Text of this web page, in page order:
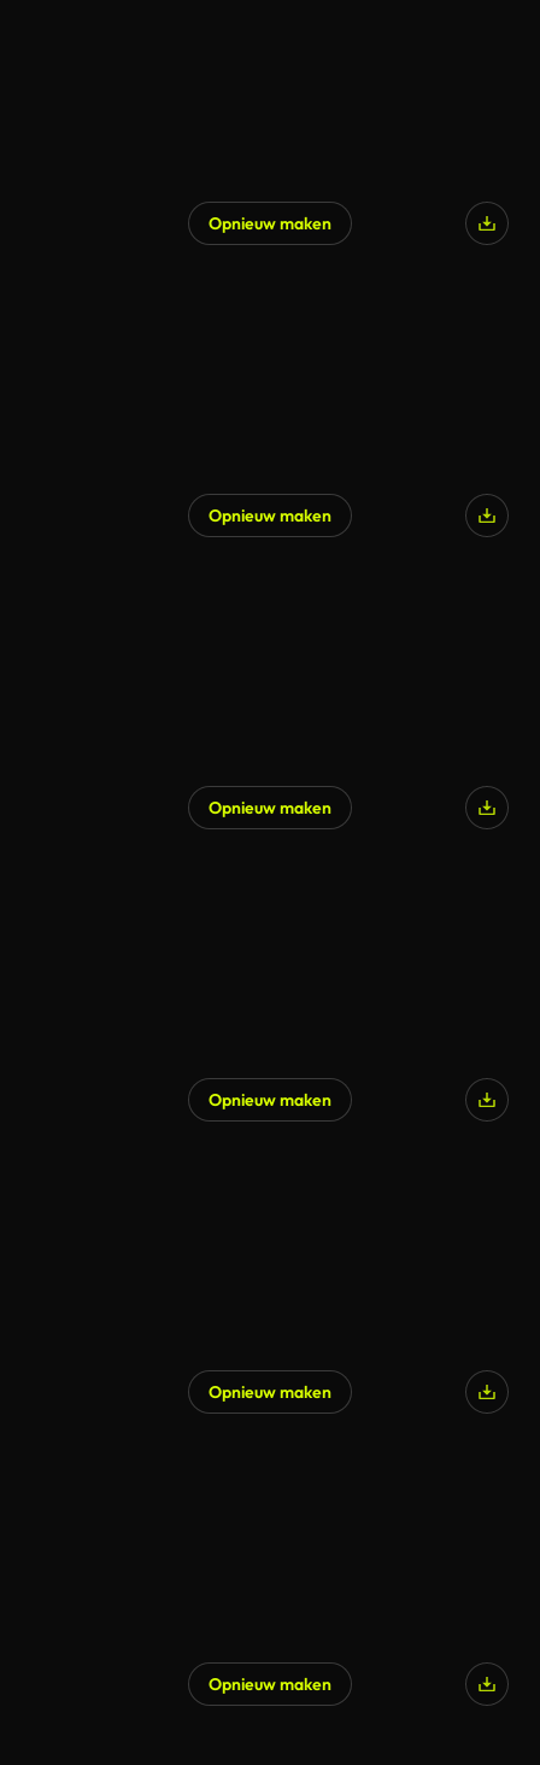
Opnieuw maken
Opnieuw maken
Opnieuw maken
Opnieuw maken
Opnieuw maken
Opnieuw maken